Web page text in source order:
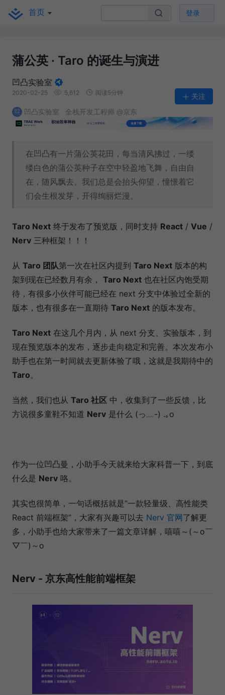
首页 登录
蒲公英 · Taro 的诞生与演进
凹凸实验室
2020-02-25 5,612 阅读5分钟
关注
凹凸实验室
全栈开发工程师 @京东
在凹凸有一片蒲公英花田，每当清风拂过，一缕
缕白色的蒲公英种子在空中轻盈地飞舞，自由自
在，随风飘去。我们总是会抬头仰望，憧憬着它
们会生根发芽，开得绚丽烂漫。
Taro Next 终于发布了预览版，同时支持 React / Vue /
Nerv 三种框架！！！
从 Taro 团队第一次在社区内提到 Taro Next 版本的构
架到现在已经数月有余， Taro Next 也在社区内饱受期
待，有很多小伙伴可能已经在 next 分支中体验过全新的
版本，也有很多在一直期待 Taro Next 的版本发布。
Taro Next 在这几个月内，从 next 分支、实验版本，到
现在预览版本的发布，逐步走向稳定和完善。本次发布小
助手也在第一时间就去更新体验了哦，这就是我期待中的
Taro。
当然，我们也从 Taro 社区 中，收集到了一些反馈，比
方说很多童鞋不知道 Nerv 是什么 (っ﹏-) .｡o
作为一位凹凸曼，小助手今天就来给大家科普一下，到底
什么是 Nerv 咯。
其实也很简单，一句话概括就是“一款轻量级、高性能类
React 前端框架”，大家有兴趣可以去 Nerv 官网了解更
多，小助手也给大家带来了一篇文章详解，嘻嘻～(～o￣
▽￣)～o
Nerv - 京东高性能前端框架